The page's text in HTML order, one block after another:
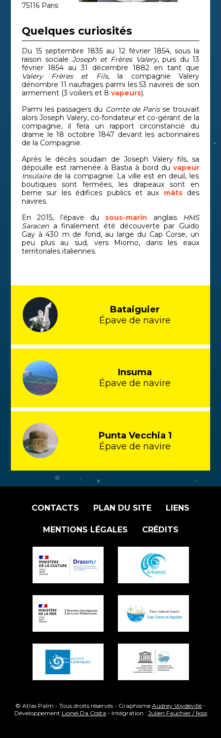
75116 Paris
Quelques curiosités
Du 15 septembre 1835 au 12 février 1854, sous la
raison sociale Joseph et Frères Valery, puis du 13
février 1854 au 31 décembre 1882 en tant que
Valery Frères et Fils, la compagnie Valery
dénombre 11 naufrages parmi les 53 navires de son
armement (3 voiliers et 8 vapeurs).
Parmi les passagers du Comte de Parisse trouvait
alors Joseph Valery, co-fondateur et co-gérant de la
compagnie, il fera un rapport circonstancié du
drame le 18 octobre 1847 devant les actionnaires
de la Compagnie.
Après le décès soudain de Joseph Valery fils, sa
dépouille est ramenée à Bastia à bord du vapeur
Insulaire de la compagnie. La ville est en deuil, les
boutiques sont fermées, les drapeaux sont en
berne sur les édifices publics et aux mâtsdes
navires.
En 2015, l’épave du sous-marin anglais HMS
Saracena finalement été découverte par Guido
Gay à 430 m de fond, au large du Cap Corse, un
peu plus au sud, vers Miomo, dans les eaux
territoriales italiennes.
Bataiguier
Épave de navire
Insuma
Épave de navire
Punta Vecchia 1
Épave de navire
CONTACTS PLAN DU SITE LIENS
MENTIONS LÉGALES CRÉDITS
© Atlas Palm - Tous droits réservés - Graphisme Audrey Voydeville -
Développement Lionel Da Costa - Intégration : Julien Fauchier / Iksis